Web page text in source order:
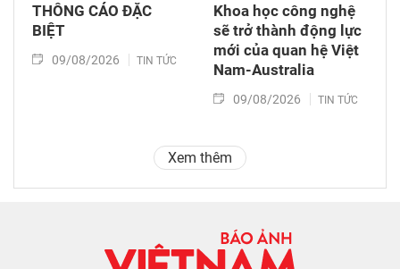
THÔNG CÁO ĐẶC
BIỆT
09/08/2026 TIN TỨC
Khoa học công nghệ
sẽ trở thành động lực
mới của quan hệ Việt
Nam-Australia
09/08/2026 TIN TỨC
Xem thêm